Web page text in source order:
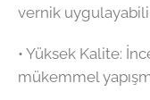
vernik
•⁠ ⁠Yüksek Kalite:
mükemmel